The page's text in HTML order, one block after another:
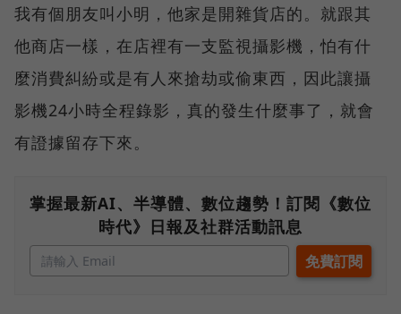
我有個朋友叫小明，他家是開雜貨店的。就跟其
他商店一樣，在店裡有一支監視攝影機，怕有什
麼消費糾紛或是有人來搶劫或偷東西，因此讓攝
影機24小時全程錄影，真的發生什麼事了，就會
有證據留存下來。
掌握最新AI、半導體、數位趨勢！訂閱《數位
時代》日報及社群活動訊息